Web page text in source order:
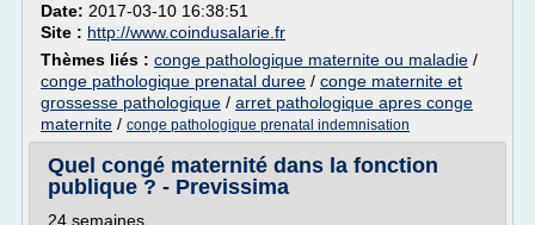
Date: 2017-03-10 16:38:51
Site : http://www.coindusalarie.fr
Thèmes liés : conge pathologique maternite ou maladie /
conge pathologique prenatal duree / conge maternite et
grossesse pathologique / arret pathologique apres conge
maternite / conge pathologique prenatal indemnisation
Quel congé maternité dans la fonction
publique ? - Previssima
24 semaines